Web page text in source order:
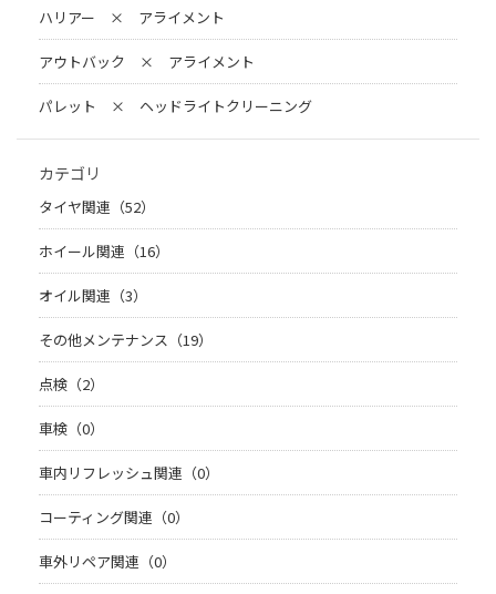
ハリアー × アライメント
アウトバック × アライメント
パレット × ヘッドライトクリーニング
カテゴリ
タイヤ関連（52）
ホイール関連（16）
オイル関連（3）
その他メンテナンス（19）
点検（2）
車検（0）
車内リフレッシュ関連（0）
コーティング関連（0）
車外リペア関連（0）